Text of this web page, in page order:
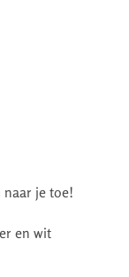
je toe!
en wit